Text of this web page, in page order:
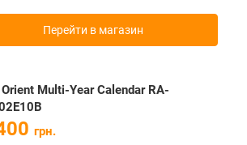
Перейти в магазин
Multi-Year Calendar RA-
грн.